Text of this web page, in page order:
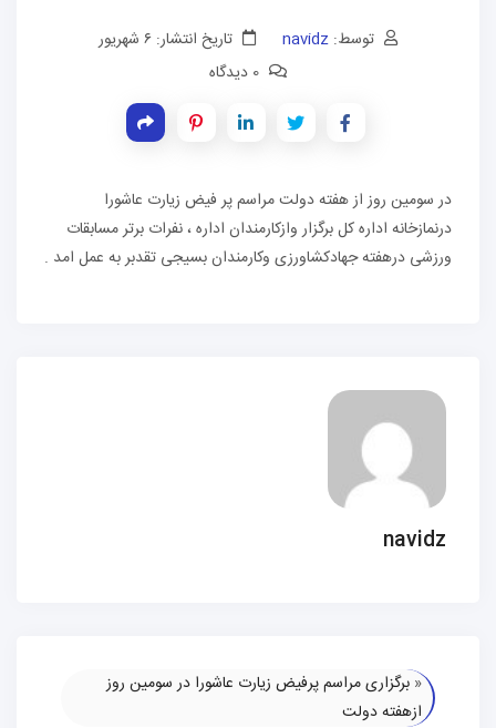
توسط: navidz
تاریخ انتشار: ۶ شهریور
در سومین روز از هفته دولت مراسم پر فیض زیارت عاشورا
درنمازخانه اداره کل برگزار وازکارمندان اداره ، نفرات برتر مسابقات
ورزشی درهفته جهادکشاورزی وکارمندان بسیجی تقدبر به عمل امد .
navidz
« برگزاری مراسم پرفیض زیارت عاشورا در سومین روز
ازهفته دولت